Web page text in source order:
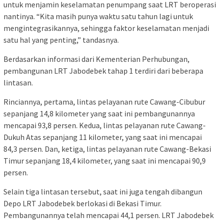
untuk menjamin keselamatan penumpang saat LRT beroperasi
nantinya. “Kita masih punya waktu satu tahun lagi untuk
mengintegrasikannya, sehingga faktor keselamatan menjadi
satu hal yang penting,” tandasnya.
Berdasarkan informasi dari Kementerian Perhubungan,
pembangunan LRT Jabodebek tahap 1 terdiri dari beberapa
lintasan.
Rinciannya, pertama, lintas pelayanan rute Cawang-Cibubur
sepanjang 14,8 kilometer yang saat ini pembangunannya
mencapai 93,8 persen. Kedua, lintas pelayanan rute Cawang-
Dukuh Atas sepanjang 11 kilometer, yang saat ini mencapai
84,3 persen. Dan, ketiga, lintas pelayanan rute Cawang-Bekasi
Timur sepanjang 18,4 kilometer, yang saat ini mencapai 90,9
persen.
Selain tiga lintasan tersebut, saat ini juga tengah dibangun
Depo LRT Jabodebek berlokasi di Bekasi Timur.
Pembangunannya telah mencapai 44,1 persen. LRT Jabodebek